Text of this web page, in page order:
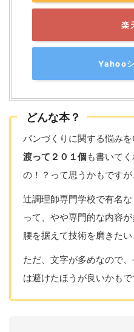
楽
Yahoo
どんな本？
パンづくりに関する悩み
渡って２０１個も書いて
の！？って思うかもですが
辻調理師専門学校で有名
って、やや専門的な内容
腰を据えて技術を磨きたい
ただ、文字が多めなので
は避けたほうが良いかもで